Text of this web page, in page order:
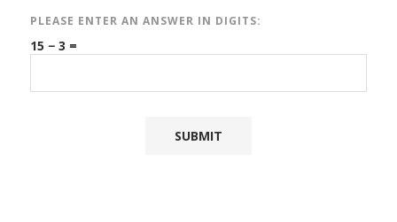
PLEASE ENTER AN ANSWER IN DIGITS:
15 − 3 =